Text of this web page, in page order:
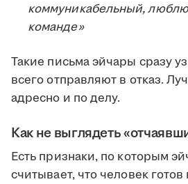
коммуникабельный, люблю
команде»
Такие письма эйчары сразу
всего отправляют в отказ.
адресно и по делу.
Как не выглядеть
Есть признаки, по которым
считывает, что человек готов